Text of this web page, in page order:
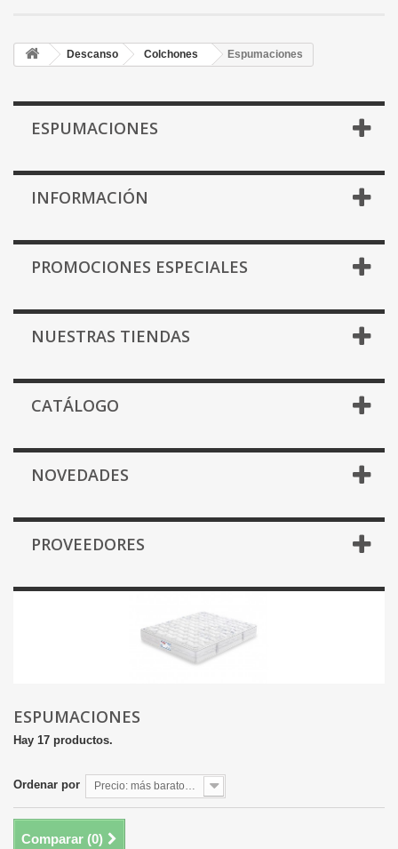
Descanso Colchones Espumaciones
ESPUMACIONES
INFORMACIÓN
PROMOCIONES ESPECIALES
NUESTRAS TIENDAS
CATÁLOGO
NOVEDADES
PROVEEDORES
ESPUMACIONES
Hay 17 productos.
Ordenar por Precio: más baratos primero
Comparar (0)